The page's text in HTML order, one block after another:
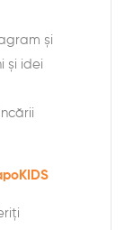
și
și idei